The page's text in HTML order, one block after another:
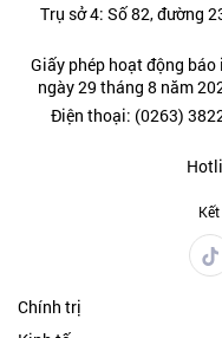
Trụ sở 4: Số 82, đường
Giấy phép hoạt động
ngày 29 tháng 8 năm
Điện thoại: (0263)
Chính trị